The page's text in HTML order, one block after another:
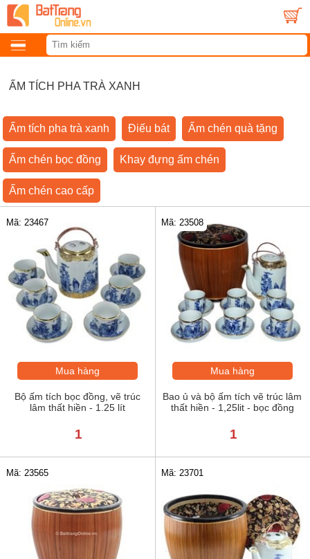
ẤM TÍCH PHA TRÀ XANH
Ấm tích pha trà xanh Điếu bát Ấm chén quà tặng
Ấm chén bọc đồng Khay đựng ấm chén
Ấm chén cao cấp
Mã: 23467
Mua hàng
Bộ ấm tích bọc đồng, vẽ trúc
lâm thất hiền - 1.25 lít
1
Mã: 23508
Mua hàng
Bao ủ và bộ ấm tích vẽ trúc lâm
thất hiền - 1,25lit - bọc đồng
1
Mã: 23565 Mã: 23701